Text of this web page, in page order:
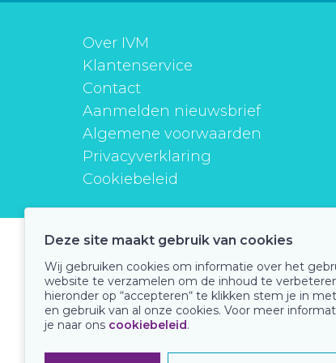
Over IVM
Klantenservice
Contact
Aanmelden nieuwsbrief
Algemene voorwaarden
Privacyverklaring
Cookiebeleid
instituutverantwoordmedicijngebruik
Onze keurmerken
Deze site maakt gebruik van cookies
Wij gebruiken cookies om informatie over het
website te verzamelen om de inhoud te
hieronder op “accepteren“ te klikken stem je in
en gebruik van al onze cookies. Voor meer
je naar ons cookiebeleid.